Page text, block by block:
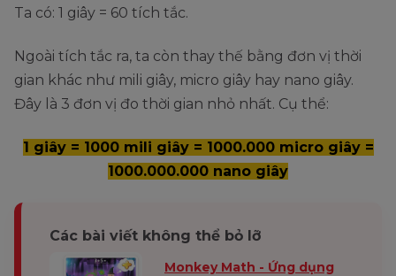
Ta có: 1 giây = 60 tích tắc.
Ngoài tích tắc ra, ta còn thay thế bằng đơn vị thời
gian khác như mili giây, micro giây hay nano giây.
Đây là 3 đơn vị đo thời gian nhỏ nhất. Cụ thể:
1 giây = 1000 mili giây = 1000.000 micro giây =
1000.000.000 nano giây
Các bài viết không thể bỏ lỡ
Monkey Math - Ứng dụng